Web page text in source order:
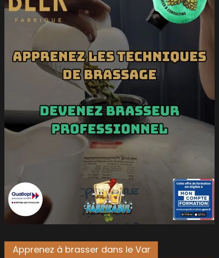
Apprenez à brasser dans le Var